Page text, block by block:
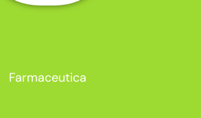
Farmaceutica